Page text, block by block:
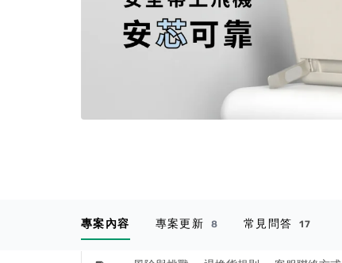
專案內容 專案更新 8 常見問答 17